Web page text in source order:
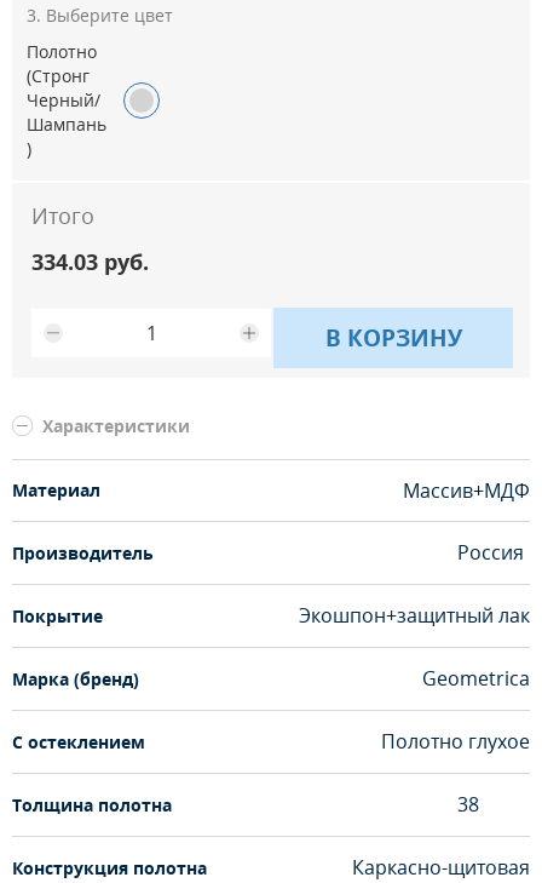
Выберите цвет
Полотно
(Стронг
Черный/
Шампань
)
Итого
334.03 руб.
В КОРЗИНУ
Характеристики
Материал Массив+МДФ
Производитель Россия
Покрытие Экошпон+защитный лак
Марка (бренд) Geometrica
С остеклением Полотно глухое
Толщина полотна 38
Конструкция полотна Каркасно-щитовая